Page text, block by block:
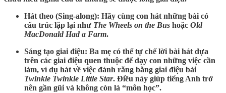
Hát theo (Sing-along): Hãy cùng con hát những bài có
cấu trúc lặp lại như The Wheels on the Bus hoặc Old
MacDonald Had a Farm.
Sáng tạo giai điệu: Ba mẹ có thể tự chế lời bài hát dựa
trên các giai điệu quen thuộc để dạy con những việc cần
làm, ví dụ hát về việc đánh răng bằng giai điệu bài
Twinkle Twinkle Little Star. Điều này giúp tiếng Anh trở
nên gần gũi và không còn là “môn học”.